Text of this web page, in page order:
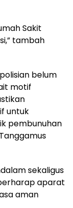
Sakit
tambah
belum
motif
untuk
pembunuhan
sekaligus
aparat
aman